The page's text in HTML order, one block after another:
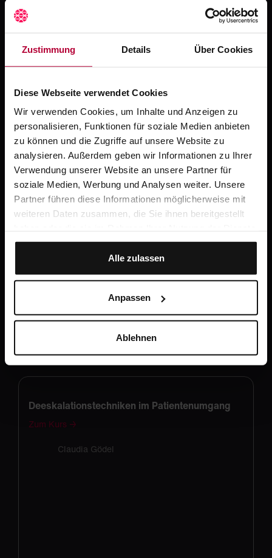
Zustimmung Details Über Cookies
Diese Webseite verwendet Cookies
Wir verwenden Cookies, um Inhalte und Anzeigen zu
personalisieren, Funktionen für soziale Medien anbieten
zu können und die Zugriffe auf unsere Website zu
analysieren. Außerdem geben wir Informationen zu Ihrer
Verwendung unserer Website an unsere Partner für
soziale Medien, Werbung und Analysen weiter. Unsere
Partner führen diese Informationen möglicherweise mit
weiteren Daten zusammen, die Sie ihnen bereitgestellt
gesammelt haben.
Alle zulassen
Anpassen
Ablehnen
Serviceorientierte Telefonie
Zum Kurs →
Claudia Gödel
Deeskalationstechniken im Patientenumgang
Zum Kurs →
Claudia Gödel